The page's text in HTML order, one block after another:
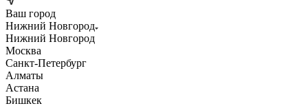
Ваш город
Нижний Новгород
Нижний Новгород
Москва
Санкт-Петербург
Алматы
Астана
Бишкек